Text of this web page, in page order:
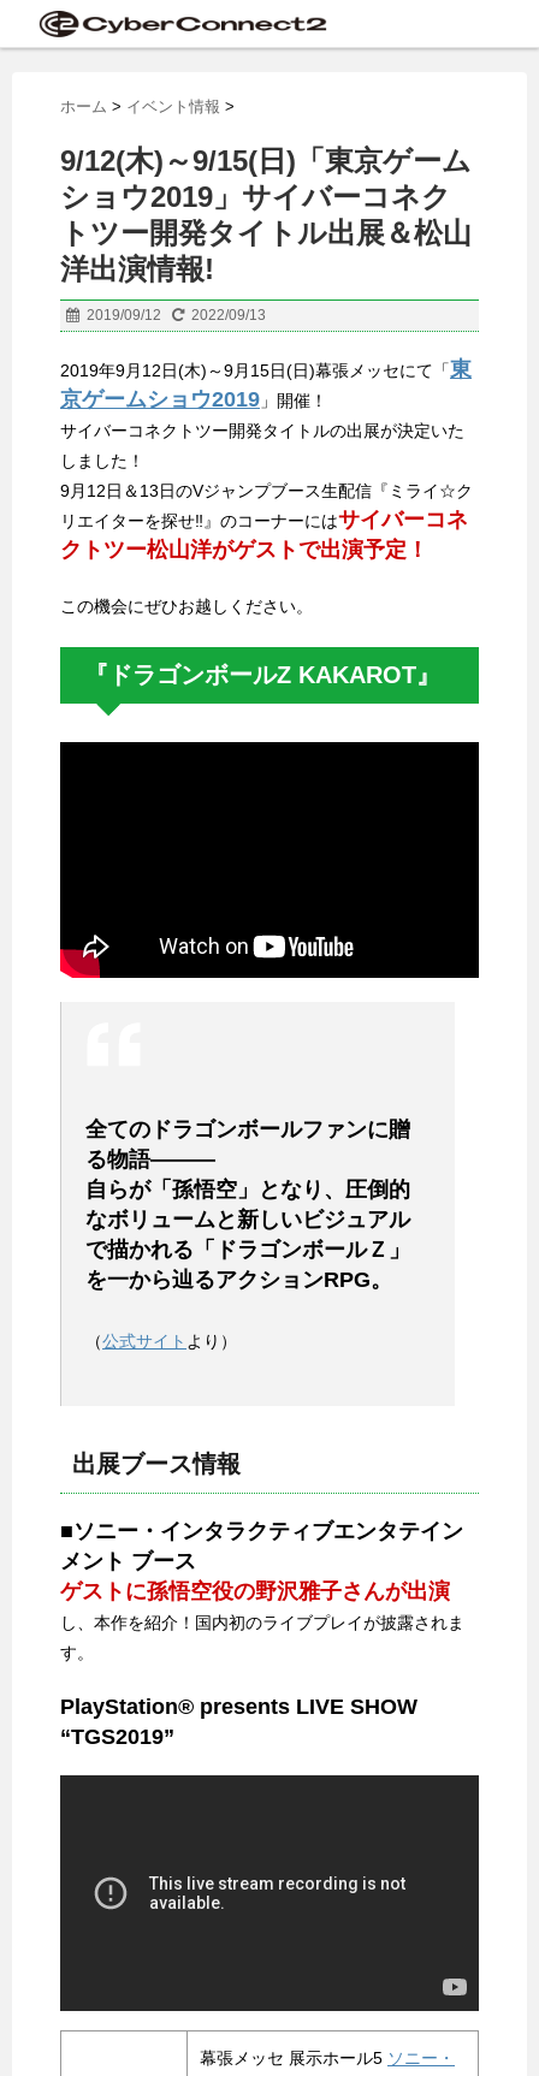
ホーム > イベント情報 >
9/12(木)～9/15(日)「東京ゲーム
ショウ2019」サイバーコネク
トツー開発タイトル出展＆松山
洋出演情報!
2019/09/12 2022/09/13
2019年9月12日(木)～9月15日(日)幕張メッセにて「東
京ゲームショウ2019 」開催！
サイバーコネクトツー開発タイトルの出展が決定いた
しました！
9月12日＆13日のVジャンプブース生配信『ミライ☆ク
リエイターを探せ‼︎』のコーナーにはサイバーコネ
クトツー松山洋がゲストで出演予定！
この機会にぜひお越しください。
『ドラゴンボールZ KAKAROT』
全てのドラゴンボールファンに贈
る物語―――
自らが「孫悟空」となり、圧倒的
なボリュームと新しいビジュアル
で描かれる「ドラゴンボールＺ」
を一から辿るアクションRPG。
（公式サイト より）
出展ブース情報
■ソニー・インタラクティブエンタテイン
メント ブース
ゲストに孫悟空役の野沢雅子さんが出演
し、本作を紹介！国内初のライブプレイが披露されま
す。
PlayStation® presents LIVE SHOW
“TGS2019”
幕張メッセ 展示ホール5 ソニー・